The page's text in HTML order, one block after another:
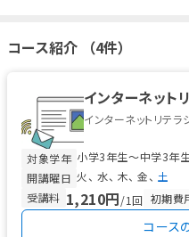
コース紹介 （4件）
インターネット
インターネットリテ
対象学年 小学3年生〜中学3年
開講曜日 火 水 木 金
土
受講料 1,210円/1回 初期費
コース